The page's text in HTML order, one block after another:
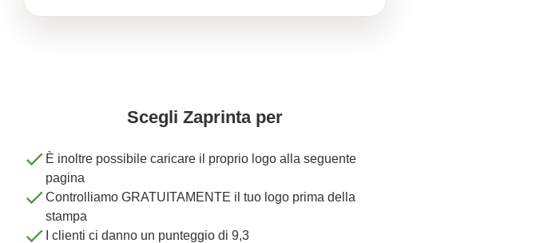
Scegli Zaprinta per
È inoltre possibile caricare il proprio logo alla seguente
pagina
Controlliamo GRATUITAMENTE il tuo logo prima della
stampa
I clienti ci danno un punteggio di 9,3